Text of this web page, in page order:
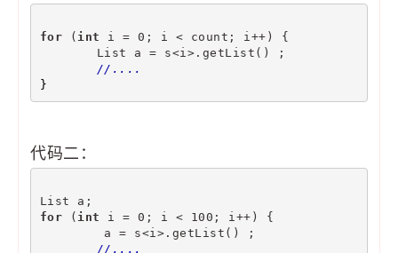
for ( int i = 0; i < count; i++) {
	List a = s<i>.getList() ;
//....
}
代码二：
List a;
for ( int i = 0; i < 100; i++) {
	 a = s<i>.getList() ;
//....